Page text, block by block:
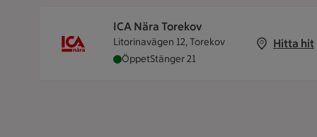
ICA Nära Torekov
Litorinavägen 12, Torekov
ICA Nära Torekov är öppen nu, stänger
ÖppetStänger 21
Hitta hit